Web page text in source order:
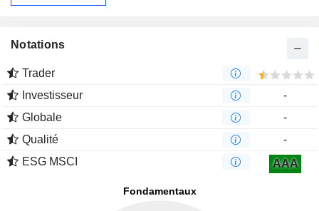
Notations
Trader
Investisseur
-
Globale
-
Qualité
-
ESG MSCI
AAA